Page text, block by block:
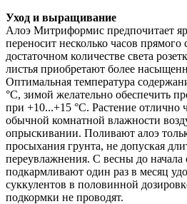
Уход и выращивание
Алоэ Митриформис предпочитает
переносит несколько часов
достаточном количестве света
листья приобретают более
Оптимальная температура
°C, зимой желательно обеспечить
при +10...+15 °C. Растение отлично
обычной комнатной влажности
опрыскивании. Поливают алоэ
просыхания грунта, не допуская
переувлажнения. С весны до начала
подкармливают один раз в месяц
суккулентов в половинной
подкормки не проводят.